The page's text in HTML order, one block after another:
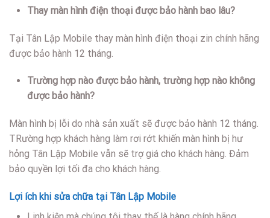
Thay màn hình điện thoại được bảo hành bao lâu?
Tại Tân Lập Mobile thay màn hình điện thoại zin chính hãng
được bảo hành 12 tháng.
Trường hợp nào được bảo hành, trường hợp nào không
được bảo hành?
Màn hình bị lỗi do nhà sản xuất sẽ được bảo hành 12 tháng.
TRường hợp khách hàng làm rơi rớt khiến màn hình bị hư
hỏng Tân Lập Mobile vẫn sẽ trợ giá cho khách hàng. Đảm
bảo quyền lợi tối đa cho khách hàng.
Lợi ích khi sửa chữa tại Tân Lập Mobile